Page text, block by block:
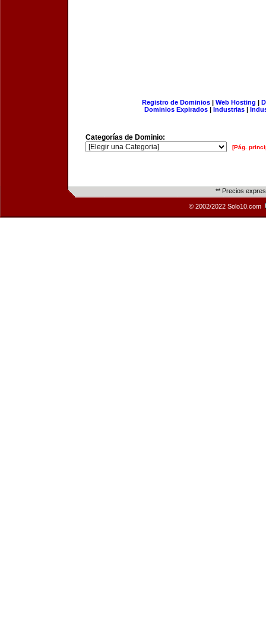
Registro de Dominios| Web Hosting |
Dominios Expirados | Industrias |
Categorías de Dominio:
[Pág.
** Precios
© 2002/2022 Solo10.com